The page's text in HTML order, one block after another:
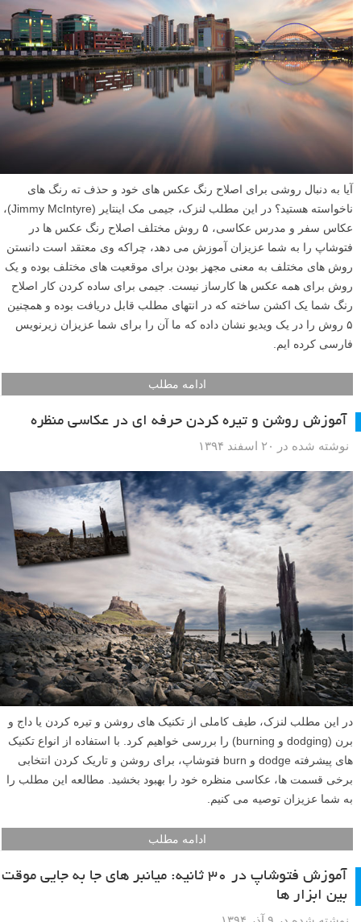
دلایل زیادی وجود دارند که شما بخواهید آسمان را در عکس های خود با
استفاده از فتوشاپ انتخاب (select) کنید. شاید می خواهید پس زمینه
عکستان را تعویض کنید، جزئیات به آن اضافه کنید، کنتراست را تغییر دهید، و
غیره. انتخاب ها (selection در فتوشاپ) یک حد فاصل دقیق از سوژه به شما
می دهند و تنظیمات موضعی را بدون تغییر مولفه های دیگر در تصویر شما
تسهیل می بخشند. در این مطلب لنزک، انتخاب پس زمینه عکس در فتوشاپ
را با ۳ روش مختلف به شما عزیزان آموزش می دهیم.
ادامه مطلب
۵ روش مختلف برای اصلاح رنگ عکس ها در فتوشاپ
نوشته شده در ۲۲ فروردین ۱۳۹۵
آیا به دنبال روشی برای اصلاح رنگ عکس های خود و حذف ته رنگ های
ناخواسته هستید؟ در این مطلب لنزک، جیمی مک اینتایر (Jimmy McIntyre)،
عکاس سفر و مدرس عکاسی، ۵ روش مختلف اصلاح رنگ عکس ها در
فتوشاپ را به شما عزیزان آموزش می دهد، چراکه وی معتقد است دانستن
روش های مختلف به معنی مجهز بودن برای موقعیت های مختلف بوده و یک
روش برای همه عکس ها کارساز نیست. جیمی برای ساده کردن کار اصلاح
رنگ شما یک اکشن ساخته که در انتهای مطلب قابل دریافت بوده و همچنین
۵ روش را در یک ویدیو نشان داده که ما آن را برای شما عزیزان زیرنویس
فارسی کرده ایم.
ادامه مطلب
آموزش روشن و تیره کردن حرفه ای در عکاسی منظره
نوشته شده در ۲۰ اسفند ۱۳۹۴